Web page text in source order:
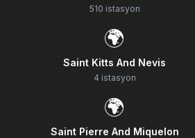
510 istasyon
🌍
Saint Kitts And Nevis
4 istasyon
🌍
Saint Pierre And Miquelon